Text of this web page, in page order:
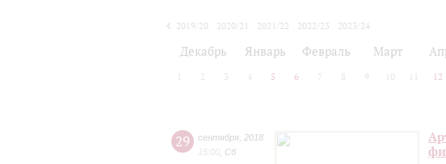
2019/20 2020/21 2021/22 2022/23
2023/24
Декабрь Январь Февраль Март
2 3 4 5 6 7 8 9 10 12
29 сентября 2018
15:00 Сб